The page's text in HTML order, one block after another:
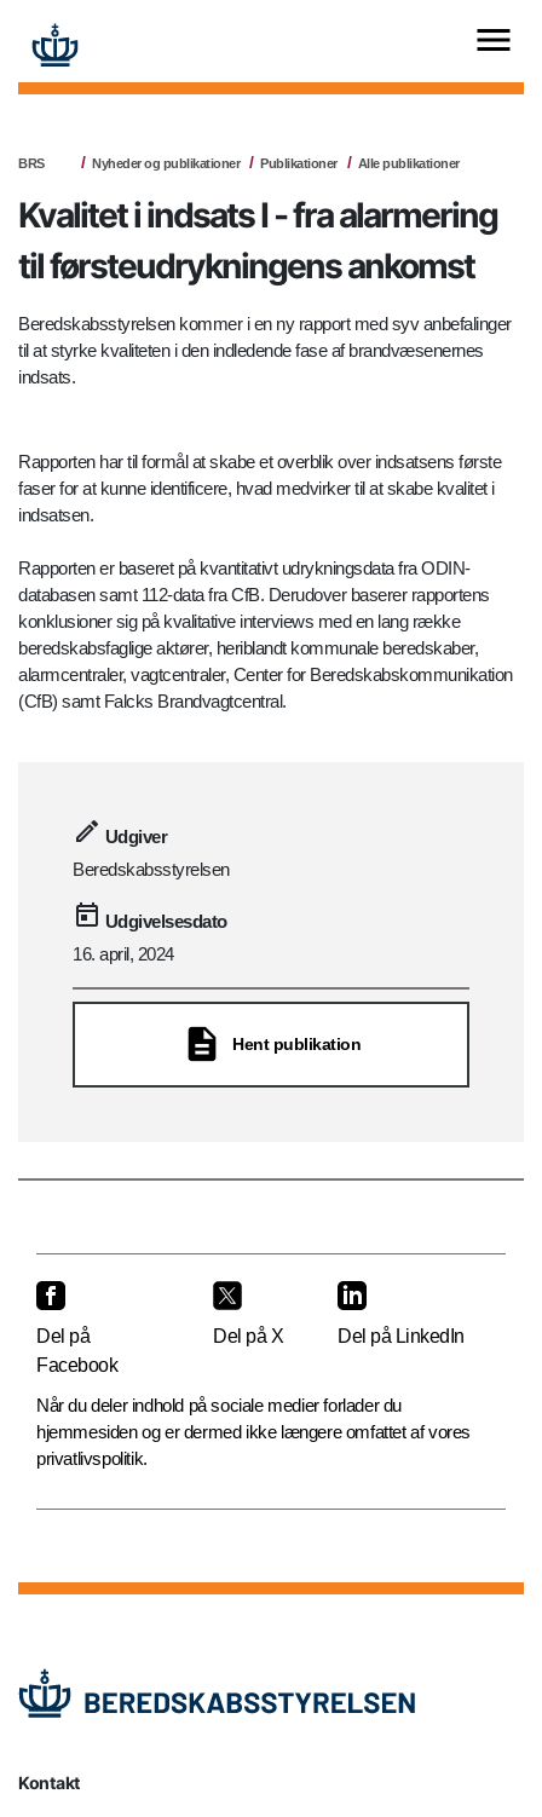
BRS Nyheder og publikationer Publikationer Alle publikationer
Kvalitet i indsats I - fra alarmering
til førsteudrykningens ankomst
Beredskabsstyrelsen kommer i en ny rapport med syv anbefalinger
til at styrke kvaliteten i den indledende fase af brandvæsenernes
indsats.
Rapporten har til formål at skabe et overblik over indsatsens første
faser for at kunne identificere, hvad medvirker til at skabe kvalitet i
indsatsen.
Rapporten er baseret på kvantitativt udrykningsdata fra ODIN-
databasen samt 112-data fra CfB. Derudover baserer rapportens
konklusioner sig på kvalitative interviews med en lang række
beredskabsfaglige aktører, heriblandt kommunale beredskaber,
alarmcentraler, vagtcentraler, Center for Beredskabskommunikation
(CfB) samt Falcks Brandvagtcentral.
Udgiver
Beredskabsstyrelsen
Udgivelsesdato
16. april, 2024
Hent publikation
Del på
Facebook
Del på X Del på LinkedIn
Når du deler indhold på sociale medier forlader du
hjemmesiden og er dermed ikke længere omfattet af vores
privatlivspolitik.
Kontakt